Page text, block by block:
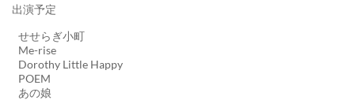
出演予定
せせらぎ小町
Me-rise
Dorothy Little Happy
POEM
あの娘